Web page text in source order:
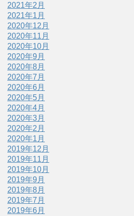
2021年2月
2021年1月
2020年12月
2020年11月
2020年10月
2020年9月
2020年8月
2020年7月
2020年6月
2020年5月
2020年4月
2020年3月
2020年2月
2020年1月
2019年12月
2019年11月
2019年10月
2019年9月
2019年8月
2019年7月
2019年6月